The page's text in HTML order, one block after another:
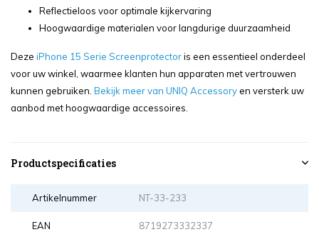
Reflectieloos voor optimale kijkervaring
Hoogwaardige materialen voor langdurige duurzaamheid
Deze iPhone 15 Serie Screenprotectoris een essentieel onderdeel
voor uw winkel, waarmee klanten hun apparaten met vertrouwen
kunnen gebruiken. Bekijk meer van UNIQ Accessoryen versterk uw
aanbod met hoogwaardige accessoires.
Productspecificaties
Artikelnummer NT-33-233
EAN 8719273332337